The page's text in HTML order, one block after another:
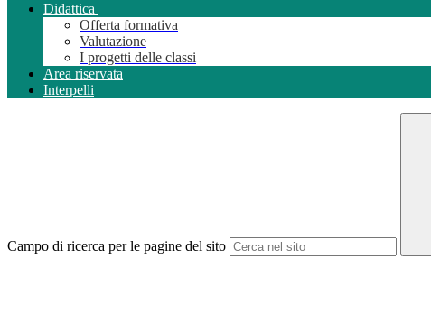
Didattica
Offerta formativa
Valutazione
I progetti delle classi
Area riservata
Interpelli
Campo di ricerca per le pagine del sito